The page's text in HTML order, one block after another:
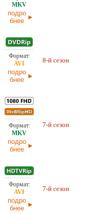
подро
бнее
подро
бнее
8-й сезон
подро
бнее
7-й сезон
подро
бнее
7-й сезон